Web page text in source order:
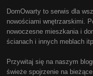
DomOwarty to serwis dla
nowościami wnętrzarskimi.
nowoczesne mieszkania i
ścianach i innych meblach
Przywitaj się na naszym
świeże spojrzenie na